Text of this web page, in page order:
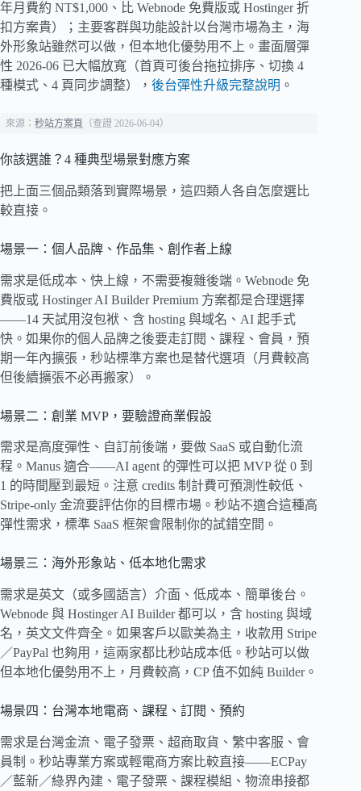
年月費約 NT$1,000、比 Webnode 免費版或 Hostinger 折
扣方案貴）；主要客群與功能設計以台灣市場為主，海
外形象站雖然可以做，但本地化優勢用不上。畫面層彈
性 2026-06 已大幅放寬（首頁可後台拖拉排序、切換 4
種模式、4 頁同步調整）， 後台彈性升級完整說明 。
來源：秒站方案頁 （查證 2026-06-04）
你該選誰？4 種典型場景對應方案
把上面三個品類落到實際場景，這四類人各自怎麼選比
較直接。
場景一：個人品牌、作品集、創作者上線
需求是低成本、快上線，不需要複雜後端。Webnode 免
費版或 Hostinger AI Builder Premium 方案都是合理選擇
——14 天試用沒包袱、含 hosting 與域名、AI 起手式
快。如果你的個人品牌之後要走訂閱、課程、會員，預
期一年內擴張，秒站標準方案也是替代選項（月費較高
但後續擴張不必再搬家）。
場景二：創業 MVP，要驗證商業假設
需求是高度彈性、自訂前後端，要做 SaaS 或自動化流
程。Manus 適合——AI agent 的彈性可以把 MVP 從 0 到
1 的時間壓到最短。注意 credits 制計費可預測性較低、
Stripe-only 金流要評估你的目標市場。秒站不適合這種高
彈性需求，標準 SaaS 框架會限制你的試錯空間。
場景三：海外形象站、低本地化需求
需求是英文（或多國語言）介面、低成本、簡單後台。
Webnode 與 Hostinger AI Builder 都可以，含 hosting 與域
名，英文文件齊全。如果客戶以歐美為主，收款用 Stripe
／PayPal 也夠用，這兩家都比秒站成本低。秒站可以做
但本地化優勢用不上，月費較高，CP 值不如純 Builder。
場景四：台灣本地電商、課程、訂閱、預約
需求是台灣金流、電子發票、超商取貨、繁中客服、會
員制。秒站專業方案或輕電商方案比較直接——ECPay
／藍新／綠界內建、電子發票、課程模組、物流串接都